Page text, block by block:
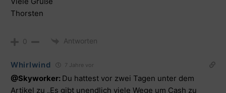
Thorsten
0 Antworten
Whirlwind 7 Jahre vor
@Skyworker: Du hattest vor zwei Tagen unter dem
Artikel zu „Es gibt unendlich viele Wege um Cash zu